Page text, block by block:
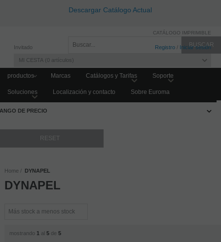
Descargar Catálogo Actual
Invitado Registro / Iniciar sesión
MI CESTA 0 artículos
CATÁLOGO IMPRIMIBLE
productos Marcas Catálogos y Tarifas Soporte
Soluciones Localización y contacto Sobre Euroma
FILTRAR PRODUCTOS
DE PRECIO
Home DYNAPEL
DYNAPEL
mostrando 1 al 5de 5